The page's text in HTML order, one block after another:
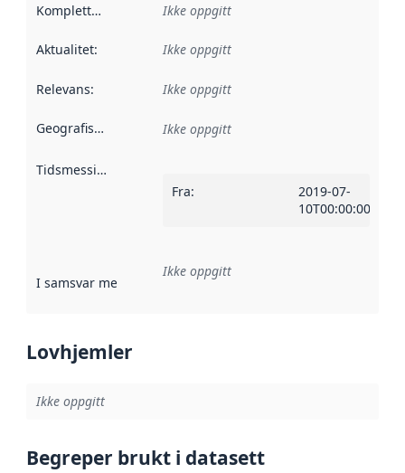
Kompletthet Ikke oppgitt
Aktualitet: Ikke oppgitt
Relevans: Ikke oppgitt
Geografisk avgrensning :
Ikke oppgitt
Tidsmessig avgrensning
Fra:
2019-07-
10T00:00:00Z
I samsvar med Referanse til en implementasjonsregel
Ikke oppgitt
Lovhjemler
Ikke oppgitt
Begreper brukt i datasett